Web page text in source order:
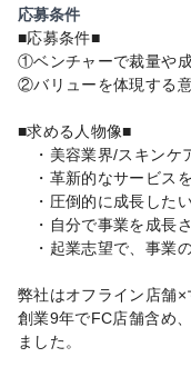
応募条件
■応募条件■
①ベンチャーで裁量や
②バリューを体現する
■求める人物像■
・美容業界/スキンケ
・革新的なサービス
・圧倒的に成長した
・自分で事業を成長
・起業志望で、事業
弊社はオフライン店舗×
創業9年でFC店舗含め
ました。